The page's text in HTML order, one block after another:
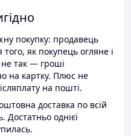
покупку: продавець
як покупець огляне і
так — гроші
на картку. Плюс не
на пошті.
доставка по всій
Достатньо однієї